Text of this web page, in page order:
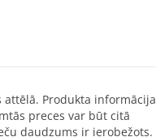
Produkta informācija
preces var būt citā
daudzums ir ierobežots.